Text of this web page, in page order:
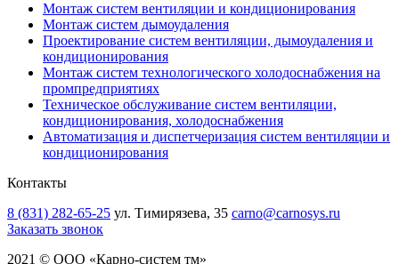
Монтаж систем вентиляции и кондиционирования
Монтаж систем дымоудаления
Проектирование систем вентиляции, дымоудаления и
кондиционирования
Монтаж систем технологического холодоснабжения на
промпредприятиях
Техническое обслуживание систем вентиляции,
кондиционирования, холодоснабжения
Автоматизация и диспетчеризация систем вентиляции и
кондиционирования
Контакты
8 (831) 282-65-25 ул. Тимирязева, 35 carno@carnosys.ru
Заказать звонок
2021 © ООО «Карно-систем тм»